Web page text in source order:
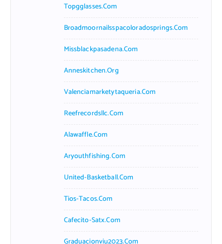
Topgglasses.com
Broadmoornailsspacoloradosprings.com
Missblackpasadena.com
Anneskitchen.org
Valenciamarketytaqueria.com
Reefrecordsllc.com
Alawaffle.com
Aryouthfishing.com
United-Basketball.com
Tios-Tacos.com
Cafecito-Satx.com
Graduacionviu2023.com